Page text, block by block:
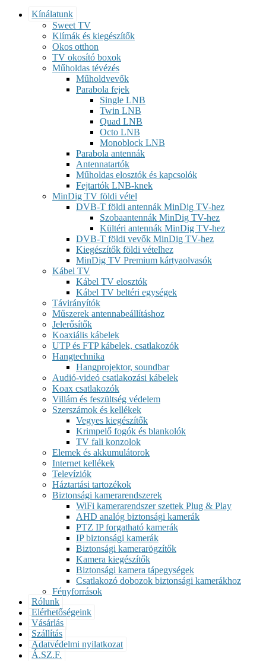
Kínálatunk
Sweet TV
Klímák és kiegészítők
Okos otthon
TV okosító boxok
Műholdas tévézés
Műholdvevők
Parabola fejek
Single LNB
Twin LNB
Quad LNB
Octo LNB
Monoblock LNB
Parabola antennák
Antennatartók
Műholdas elosztók és kapcsolók
Fejtartók LNB-knek
MinDig TV földi vétel
DVB-T földi antennák MinDig TV-hez
Szobaantennák MinDig TV-hez
Kültéri antennák MinDig TV-hez
DVB-T földi vevők MinDig TV-hez
Kiegészítők földi vételhez
MinDig TV Premium kártyaolvasók
Kábel TV
Kábel TV elosztók
Kábel TV beltéri egységek
Távirányítók
Műszerek antennabeállításhoz
Jelerősítők
Koaxiális kábelek
UTP és FTP kábelek, csatlakozók
Hangtechnika
Hangprojektor, soundbar
Audió-videó csatlakozási kábelek
Koax csatlakozók
Villám és feszültség védelem
Szerszámok és kellékek
Vegyes kiegészítők
Krimpelő fogók és blankolók
TV fali konzolok
Elemek és akkumulátorok
Internet kellékek
Televíziók
Háztartási tartozékok
Biztonsági kamerarendszerek
WiFi kamerarendszer szettek Plug & Play
AHD analóg biztonsági kamerák
PTZ IP forgatható kamerák
IP biztonsági kamerák
Biztonsági kamerarögzítők
Kamera kiegészítők
Biztonsági kamera tápegységek
Csatlakozó dobozok biztonsági kamerákhoz
Fényforrások
Rólunk
Elérhetőségeink
Vásárlás
Szállítás
Adatvédelmi nyilatkozat
Á.SZ.F.